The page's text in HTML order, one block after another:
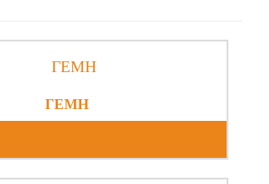
ΓΕΜΗ